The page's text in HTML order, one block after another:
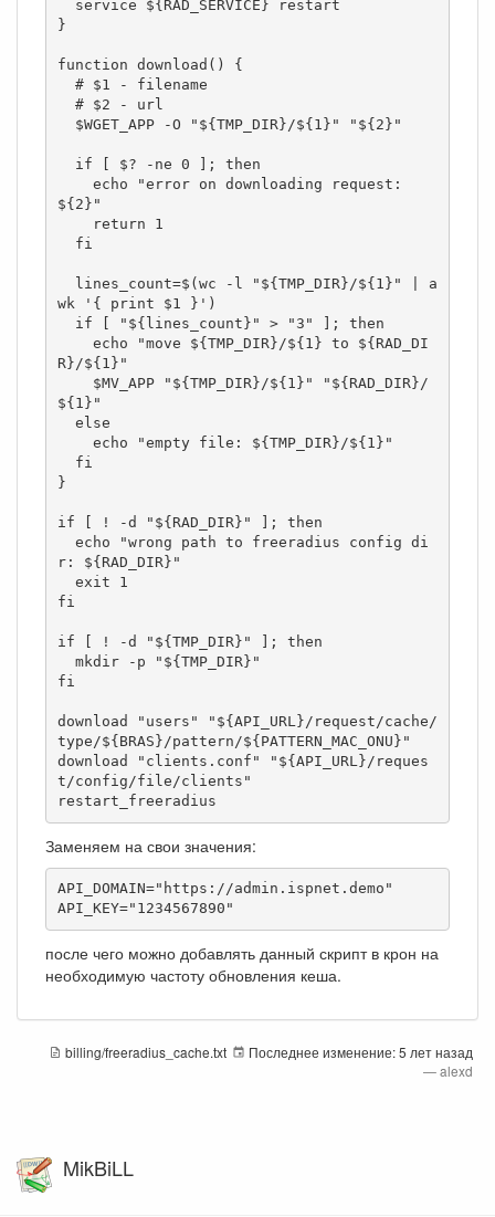
}
function download() {
${2}"
wk '{ print $1 }')
R}/${1}"
${1}"
}
if [ ! -d "${RAD_DIR}" ]; then
r: ${RAD_DIR}"
fi
if [ ! -d "${TMP_DIR}" ]; then
fi
download "users" "${API_URL}/request/cache/
type/${BRAS}/pattern/${PATTERN_MAC_ONU}"
download "clients.conf" "${API_URL}/reques
t/config/file/clients"
restart_freeradius
Заменяем на свои значения:
API_DOMAIN="https://admin.ispnet.demo"
API_KEY="1234567890"
после чего можно добавлять данный скрипт в крон на
необходимую частоту обновления кеша.
billing/freeradius_cache.txt Последнее изменение:5 лет назад
—alexd
MikBiLL